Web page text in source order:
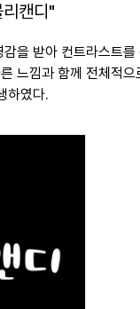
캔디"
을 받아 컨트라스트를
느낌과 함께 전체적
하였다.